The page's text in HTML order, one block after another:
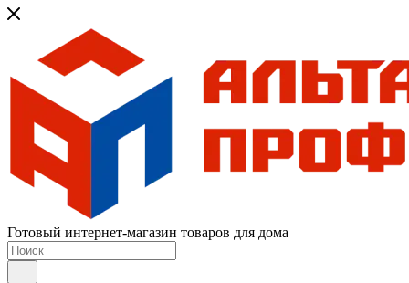
Готовый интернет-магазин товаров для дома